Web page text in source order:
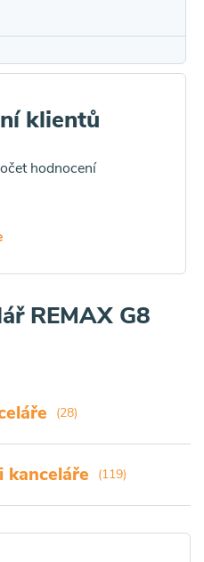
klientů
hodnocení
REMAX G8
(28)
kanceláře (119)